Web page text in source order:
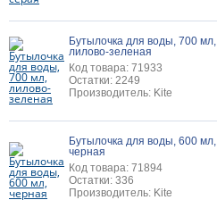
Бутылочка для воды, 700 мл,
лилово-зеленая
Код товара: 71933
Остатки: 2249
Производитель: Kite
Бутылочка для воды, 600 мл,
черная
Код товара: 71894
Остатки: 336
Производитель: Kite